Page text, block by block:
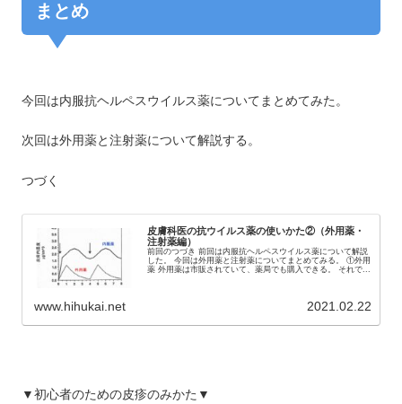
まとめ
今回は内服抗ヘルペスウイルス薬についてまとめてみた。
次回は外用薬と注射薬について解説する。
つづく
皮膚科医の抗ウイルス薬の使いかた②（外用薬・
注射薬編）
前回のつづき 前回は内服抗ヘルペスウイルス薬について解説
した。 今回は外用薬と注射薬についてまとめてみる。 ①外用
薬 外用薬は市販されていて、薬局でも購入できる。 それで...
www.hihukai.net 2021.02.22
▼初心者のための皮疹のみかた▼